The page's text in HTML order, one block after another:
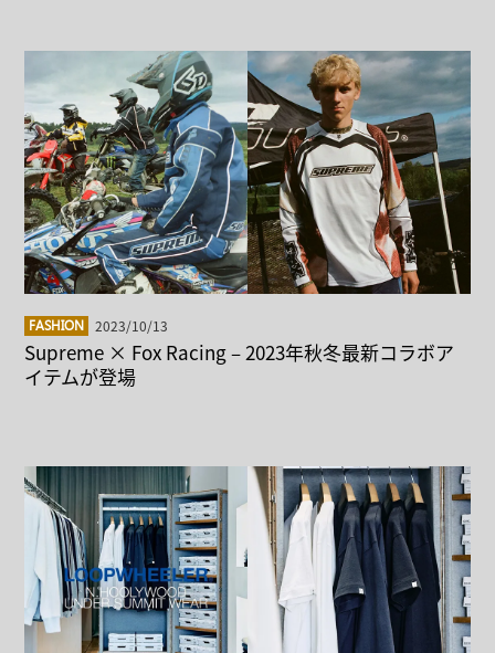
FASHION 2023/10/13
Supreme × Fox Racing – 2023年秋冬最新コラボア
イテムが登場